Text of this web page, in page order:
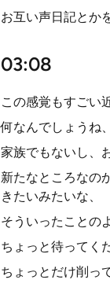
お互い声日記とか
03:08
この感覚もすごい
何なんでしょうね
家族でもないし、
新たなところなの
きたいみたいな、
そういったことの
ちょっと待ってく
ちょっとだけ削っ